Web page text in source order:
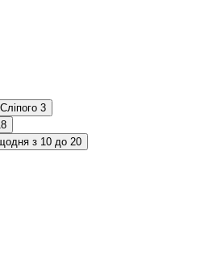
3
з 10 до 20